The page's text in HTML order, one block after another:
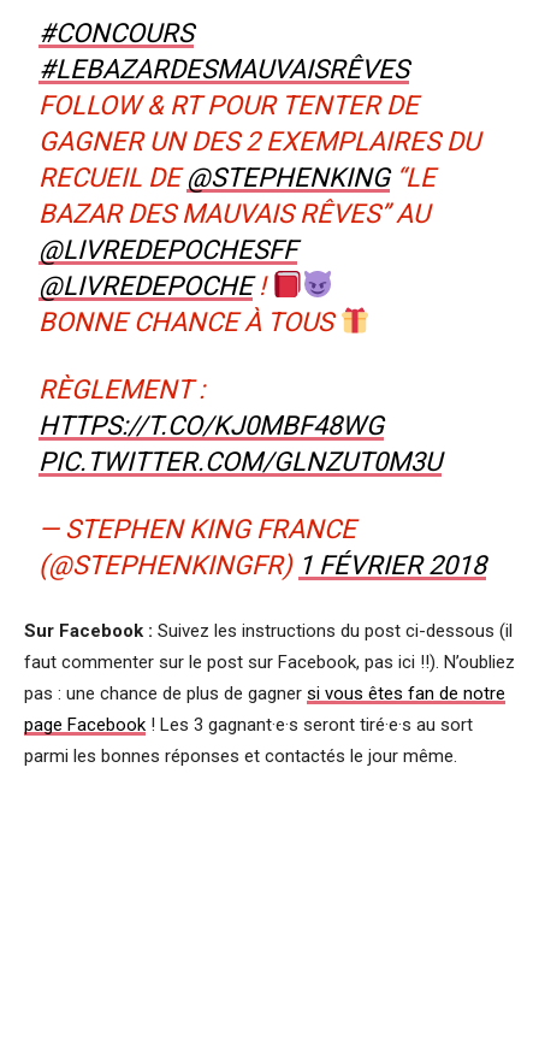
#CONCOURS
#LEBAZARDESMAUVAISRÊVES
FOLLOW & RT POUR TENTER DE
GAGNER UN DES 2 EXEMPLAIRES DU
RECUEIL DE@STEPHENKING“LE
BAZAR DES MAUVAIS RÊVES” AU
@LIVREDEPOCHESFF
@LIVREDEPOCHE!
BONNE CHANCE À TOUS
RÈGLEMENT :
HTTPS://T.CO/KJ0MBF48WG
PIC.TWITTER.COM/GLNZUT0M3U
— STEPHEN KING FRANCE
(@STEPHENKINGFR) 1 FÉVRIER 2018
Sur Facebook : Suivez les instructions du post ci-dessous (il
faut commenter sur le post sur Facebook, pas ici !!). N’oubliez
pas : une chance de plus de gagner si vous êtes fan de notre
page Facebook ! Les 3 gagnant·e·s seront tiré·e·s au sort
parmi les bonnes réponses et contactés le jour même.